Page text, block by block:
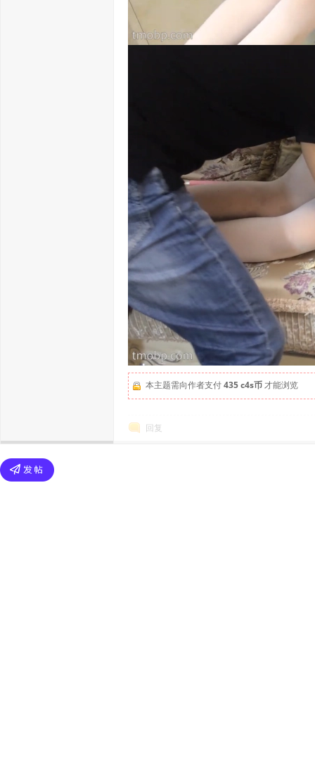
本主题需向作者支付435 c4s币才能浏览
回复